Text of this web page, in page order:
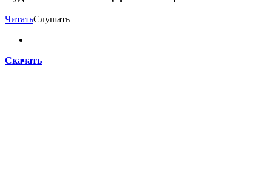
ЧитатьСлушать
Скачать